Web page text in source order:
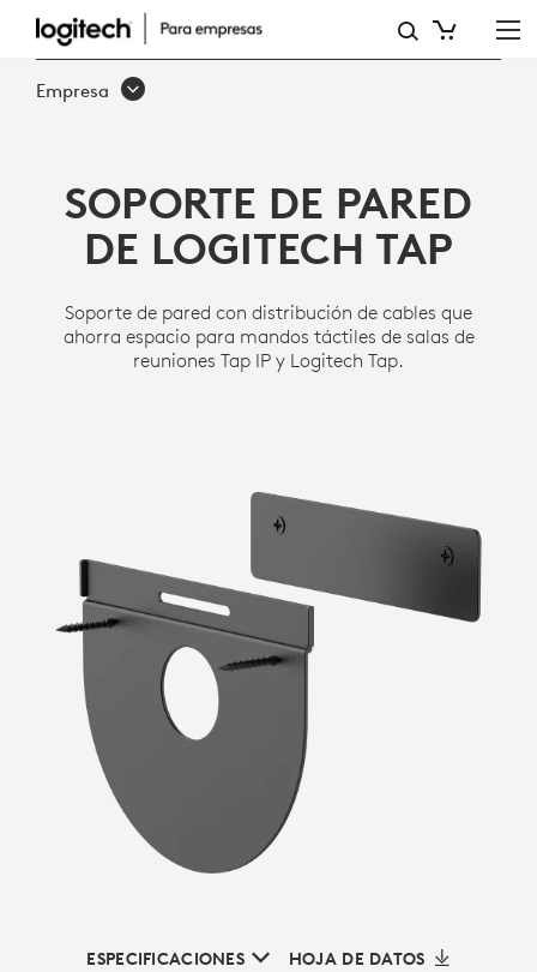
PIEZA
DE
PARED
TAP
Empresa
SOPORTE DE PARED
DE LOGITECH TAP
Soporte de pared con distribución de cables que
ahorra espacio para mandos táctiles de salas de
reuniones Tap IP y Logitech Tap.
ESPECIFICACIONES HOJA DE DATOS